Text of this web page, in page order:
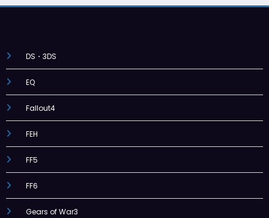
DS・3DS
EQ
Fallout4
FEH
FF5
FF6
Gears of War3